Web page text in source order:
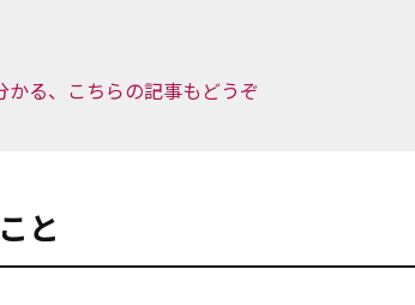
かる、こちらの記事もどうぞ
と